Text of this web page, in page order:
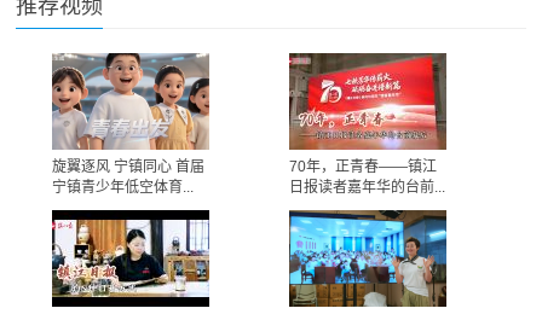
推荐视频
旋翼逐风 宁镇同心 首届
宁镇青少年低空体育...
70年，正青春——镇江
日报读者嘉年华的台前...